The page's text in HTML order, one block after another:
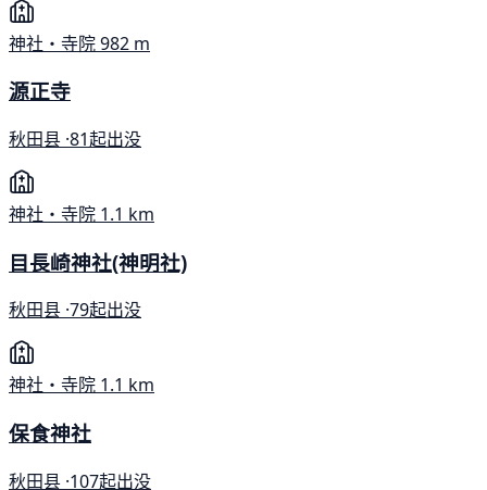
神社・寺院982 m
源正寺
秋田县 ·81起出没
神社・寺院 1.1 km
目長崎神社(神明社)
秋田县 ·79起出没
神社・寺院 1.1 km
保食神社
秋田县 ·107起出没